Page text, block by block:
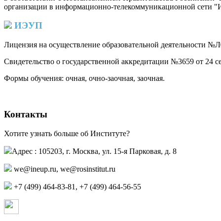
организации в информационно-телекоммуникационной сети
ИЭУП
Лицензия на осуществление образовательной деятельности
Свидетельство о государственной аккредитации №3659 от 24
Формы обучения: очная, очно-заочная, заочная.
Контакты
Хотите узнать больше об Институте?
Адрес : 105203, г. Москва, ул. 15-я Парковая, д. 8
we@ineup.ru, we@rosinstitut.ru
+7 (499) 464-83-81, +7 (499) 464-56-55